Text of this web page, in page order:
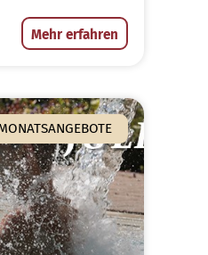
Mehr erfahren